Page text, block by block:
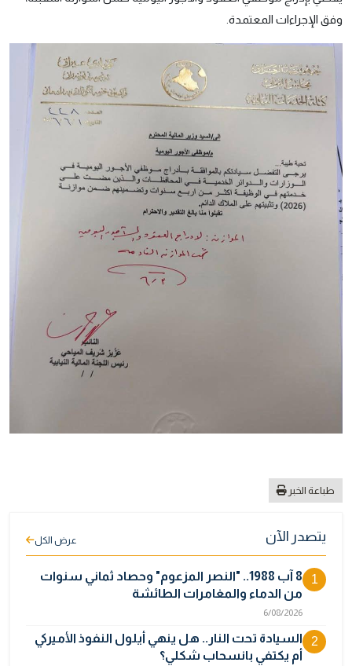
وفق الإجراءات المعتمدة.
طباعة الخبر
يتصدر الآن عرض الكل
1
8 آب 1988.. "النصر المزعوم" وحصاد ثماني سنوات
من الدماء والمغامرات الطائشة
6/08/2026
2
السيادة تحت النار.. هل ينهي أيلول النفوذ الأميركي
أم يكتفي بانسحاب شكلي؟